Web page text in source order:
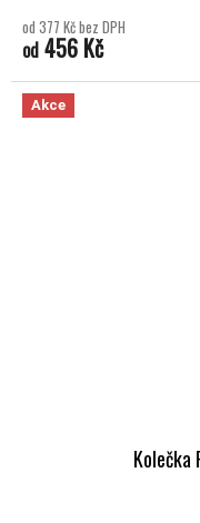
od 377 Kč bez DPH
od 456 Kč
Akce
Kolečka